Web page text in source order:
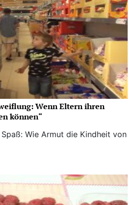
Wenn Eltern ihren
können“
Spaß: Wie Armut die Kindheit von